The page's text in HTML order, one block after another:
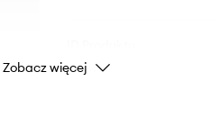
Zobacz więcej